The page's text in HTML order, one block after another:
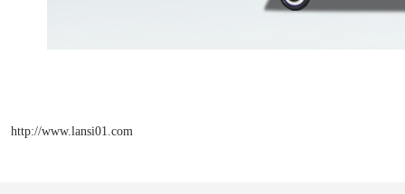
http://www.lansi01.com